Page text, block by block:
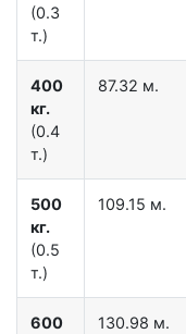
(0.3
т.)
400
кг.
(0.4
т.)
87.32 м.
500
кг.
(0.5
т.)
109.15 м.
600
130.98 м.